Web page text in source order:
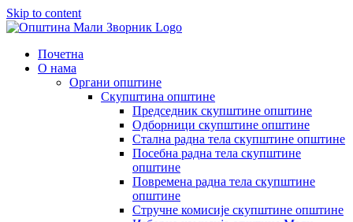
Skip to content
Почетна
О нама
Органи општине
Скупштина општине
Председник скупштине општине
Одборници скупштине општине
Стална радна тела скупштине општине
Посебна радна тела скупштине
општине
Повремена радна тела скупштине
општине
Стручне комисије скупштине општине